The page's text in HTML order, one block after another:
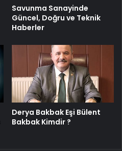
Savunma Sanayinde
Güncel, Doğru ve Teknik
Haberler
Derya Bakbak Eşi Bülent
Bakbak Kimdir ?